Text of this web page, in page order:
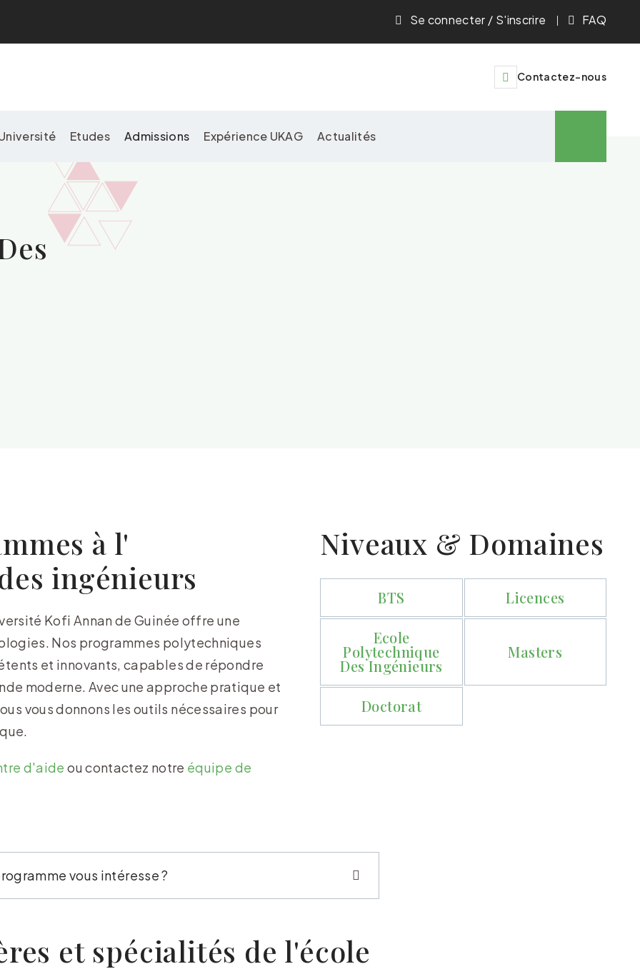
Se connecter / S'inscrire FAQ
Contactez-nous
Etudes Admissions Expérience UKAG Actualités
à l'
ingénieurs
Kofi Annan de Guinée offre une
Nos programmes polytechniques
et innovants, capables de répondre
moderne. Avec une approche pratique et
vous donnons les outils nécessaires pour
d'aide ou contactez notre équipe de
Niveaux & Domaines
BTS Licences
Ecole
Polytechnique
Des Ingénieurs
Masters
Doctorat
et spécialités de l'école